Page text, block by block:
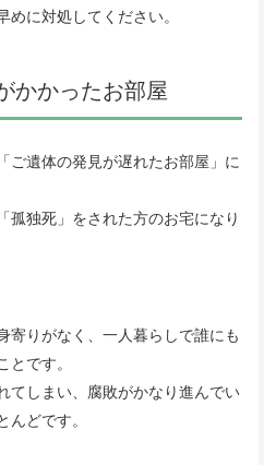
に対処してください。
かかったお部屋
ご遺体の発見が遅れたお部屋」に
孤独死」をされた方のお宅になり
寄りがなく、一人暮らしで誰にも
です。
てしまい、腐敗がかなり進んでい
どです。